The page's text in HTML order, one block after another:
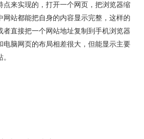
点来实现的，打开一个网页，把浏览器缩
网站都能把自身的内容显示完整，这样的
者直接把一个网站地址复制到手机浏览器
电脑网页的布局相差很大，但能显示主要